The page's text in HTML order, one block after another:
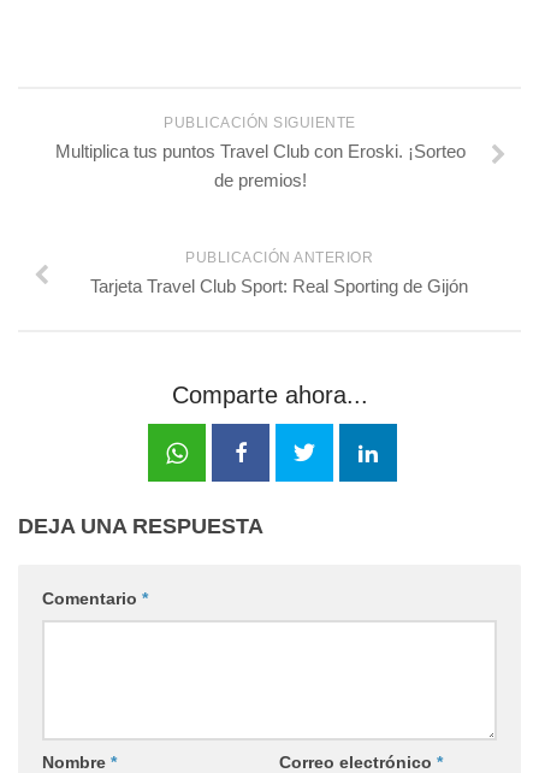
PUBLICACIÓN SIGUIENTE
Multiplica tus puntos Travel Club con Eroski. ¡Sorteo
de premios!
PUBLICACIÓN ANTERIOR
Tarjeta Travel Club Sport: Real Sporting de Gijón
Comparte ahora...
DEJA UNA RESPUESTA
Comentario *
Nombre * Correo electrónico *